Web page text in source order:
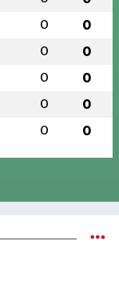
0 0
0 0
0 0
0 0
0 0